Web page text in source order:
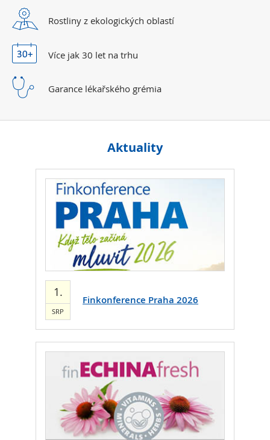
Rostliny z ekologických oblastí
Více jak 30 let na trhu
Garance lékařského grémia
Aktuality
1.
SRP
Finkonference Praha 2026